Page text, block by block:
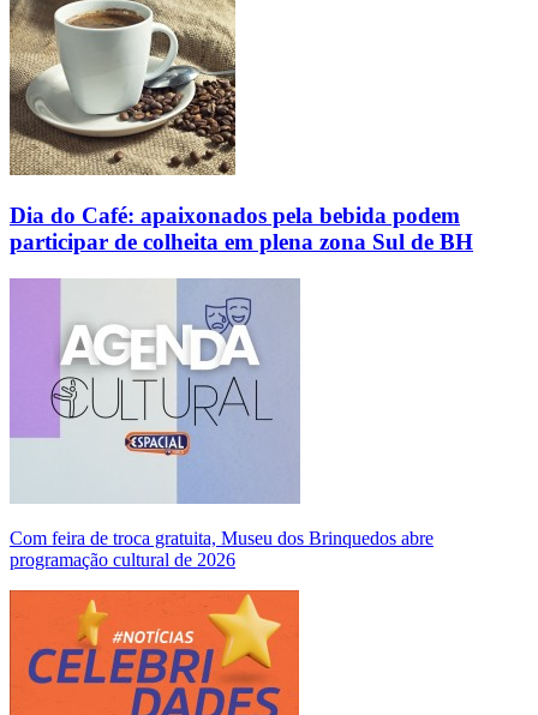
Dia do Café: apaixonados pela bebida podem
participar de colheita em plena zona Sul de BH
Com feira de troca gratuita, Museu dos Brinquedos abre
programação cultural de 2026